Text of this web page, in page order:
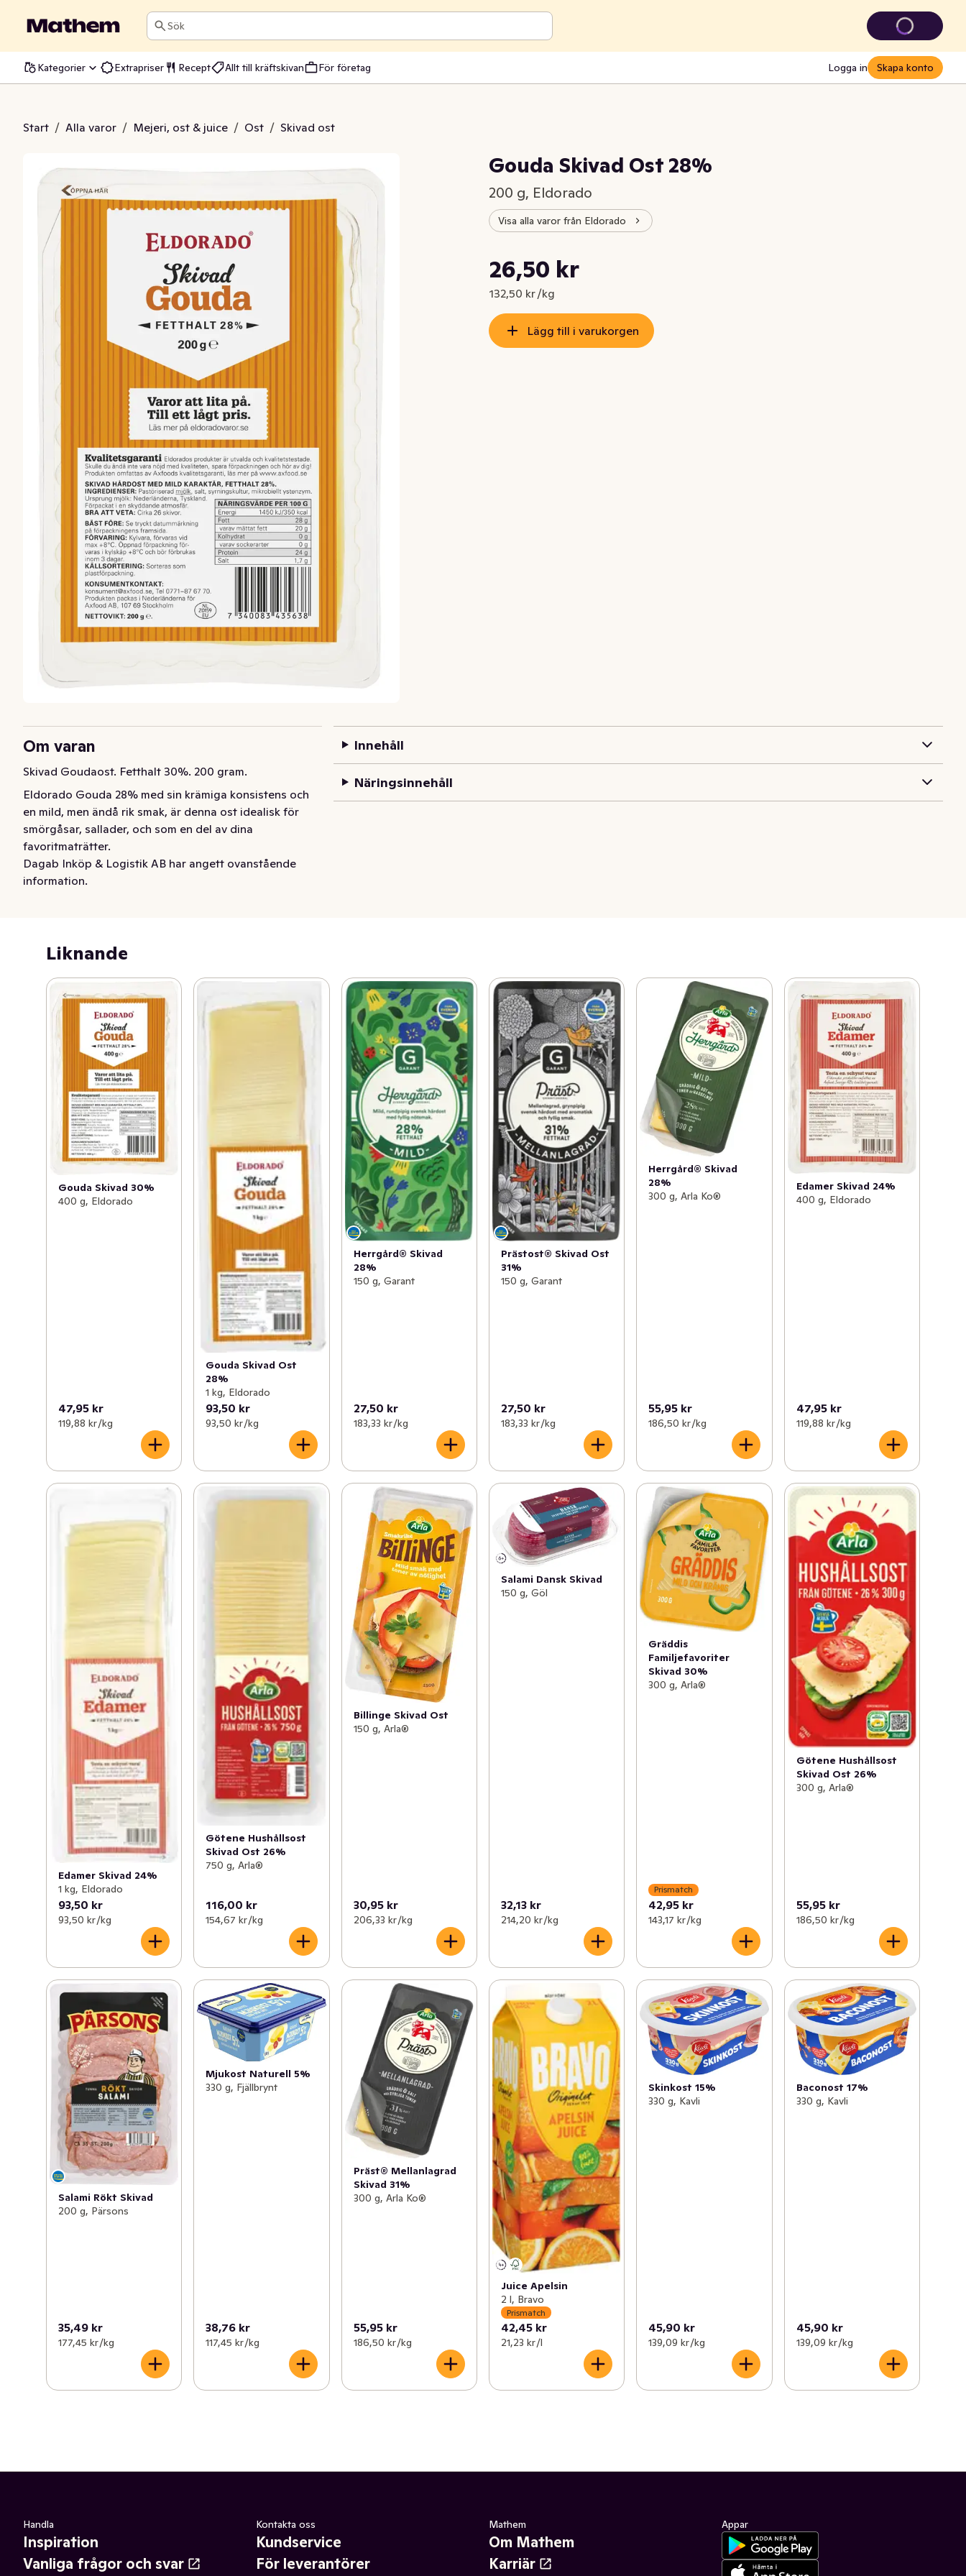
Sök
Kategorier Extrapriser Recept Allt till kräftskivan För företag Logga in Skapa konto
Start / Alla varor / Mejeri, ost & juice / Ost / Skivad ost
Ost 28%
Gouda Skivad Ost 28%
200 g, Eldorado
Visa alla varor från Eldorado
Nuvarande pris är: 26,50 kr
26,50 kr
132,50 kr /kg
Styckpris: 132,50 kr /kg
Lägg till i varukorgen
Om varan
Skivad Goudaost. Fetthalt 30%. 200 gram.
Eldorado Gouda 28% med sin krämiga konsistens och
en mild, men ändå rik smak, är denna ost idealisk för
smörgåsar, sallader, och som en del av dina
favoritmaträtter.
Dagab Inköp & Logistik AB har angett ovanstående
information.
Innehåll
Näringsinnehåll
Liknande
Gouda Skivad 30%
400 g, Eldorado
47,95 kr
119,88 kr /kg
Gouda Skivad Ost
28%
1 kg, Eldorado
93,50 kr
93,50 kr /kg
Herrgård® Skivad
28%
150 g, Garant
27,50 kr
183,33 kr /kg
Prästost® Skivad Ost
31%
150 g, Garant
27,50 kr
183,33 kr /kg
Herrgård® Skivad
28%
300 g, Arla Ko®
55,95 kr
186,50 kr /kg
Edamer Skivad 24%
400 g, Eldorado
47,95 kr
119,88 kr /kg
Edamer Skivad 24%
1 kg, Eldorado
93,50 kr
93,50 kr /kg
Götene Hushållsost
Skivad Ost 26%
750 g, Arla®
116,00 kr
154,67 kr /kg
Billinge Skivad Ost
150 g, Arla®
30,95 kr
206,33 kr /kg
Salami Dansk Skivad
150 g, Göl
32,13 kr
214,20 kr /kg
Gräddis
Familjefavoriter
Skivad 30%
300 g, Arla®
Prismatch
42,95 kr
143,17 kr /kg
Götene Hushållsost
Skivad Ost 26%
300 g, Arla®
55,95 kr
186,50 kr /kg
Salami Rökt Skivad
200 g, Pärsons
35,49 kr
177,45 kr /kg
Mjukost Naturell 5%
330 g, Fjällbrynt
38,76 kr
117,45 kr /kg
Präst® Mellanlagrad
Skivad 31%
300 g, Arla Ko®
55,95 kr
186,50 kr /kg
Juice Apelsin
2 l, Bravo
Prismatch
42,45 kr
21,23 kr /l
Skinkost 15%
330 g, Kavli
45,90 kr
139,09 kr /kg
Baconost 17%
330 g, Kavli
45,90 kr
139,09 kr /kg
Handla
Inspiration
Vanliga frågor och svar
Kontakta oss
Kundservice
För leverantörer
Mathem
Om Mathem
Karriär
Appar